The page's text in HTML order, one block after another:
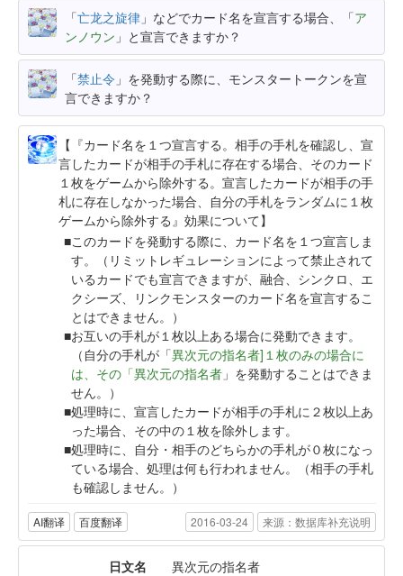
「亡龙之旋律 」などでカード名を宣言する場合、「ア
ンノウン 」と宣言できますか？
「禁止令 」を発動する際に、モンスタートークンを宣
言できますか？
【『カード名を１つ宣言する。相手の手札を確認し、宣
言したカードが相手の手札に存在する場合、そのカード
１枚をゲームから除外する。宣言したカードが相手の手
札に存在しなかった場合、自分の手札をランダムに１枚
ゲームから除外する』効果について】
このカードを発動する際に、カード名を１つ宣言しま
す。（リミットレギュレーションによって禁止されて
いるカードでも宣言できますが、融合、シンクロ、エ
クシーズ、リンクモンスターのカード名を宣言するこ
とはできません。）
お互いの手札が１枚以上ある場合に発動できます。
（自分の手札が「異次元の指名者]１枚のみの場合に
は、その「異次元の指名者 」を発動することはできま
せん。）
処理時に、宣言したカードが相手の手札に２枚以上あ
った場合、その中の１枚を除外します。
処理時に、自分・相手のどちらかの手札が０枚になっ
ている場合、処理は何も行われません。（相手の手札
も確認しません。）
AI翻译 百度翻译 2016-03-24 来源：数据库补充说明
日文名
異次元の指名者